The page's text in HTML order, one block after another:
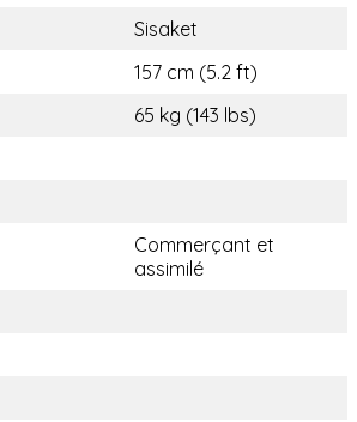
Sisaket
157 cm (5.2 ft)
65 kg (143 lbs)
Commerçant et
assimilé